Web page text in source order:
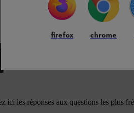
ce produit STIHL
ici les réponses aux questions les plus
firefox chrome